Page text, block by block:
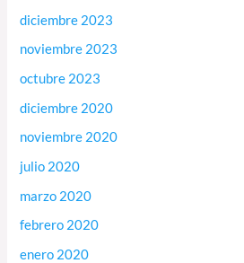
diciembre 2023
noviembre 2023
octubre 2023
diciembre 2020
noviembre 2020
julio 2020
marzo 2020
febrero 2020
enero 2020